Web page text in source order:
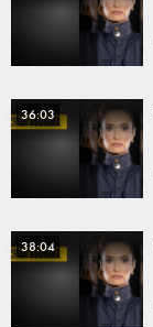
36:03
38:04